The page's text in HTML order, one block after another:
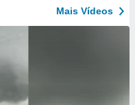
Mais Vídeos